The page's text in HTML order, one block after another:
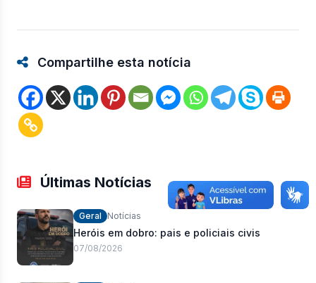
Compartilhe esta notícia
Últimas Notícias
Geral Notícias
Heróis em dobro: pais e policiais civis
07/08/2026